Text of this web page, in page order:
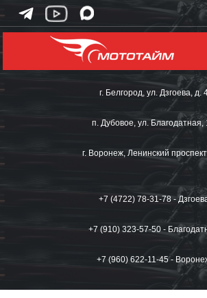
г. Белгород, ул. Дзгоева, д.
п. Дубовое, ул. Благодатная,
г. Воронеж, Ленинский
+7 (4722) 78-31-78 -
+7 (910) 323-57-50 -
+7 (960) 622-11-45 -